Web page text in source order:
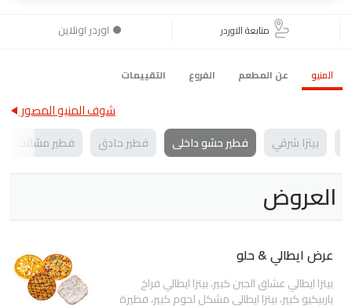
متابعة الاوردر اوردر اونلاين
المنيو عن المطعم الفروع التقييمات
شوف المنيو المصور
بيتزا شرقي فطير حشو داخلى فطير حادق فطير مشلتت
العروض
عرض ايطالي & حلو
بيتزا ايطالي عشاق الجبن كبير، بيتزا ايطالي فراخ
باربيكيو كبير، بيتزا ايطالي مشكل لحوم كبير، فطيرة